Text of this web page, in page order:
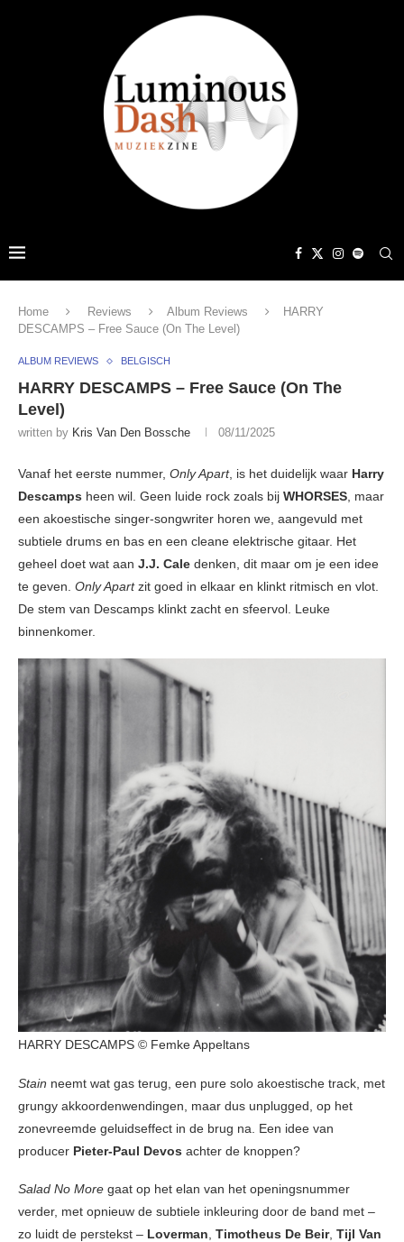
Home Reviews Album Reviews
HARRY
DESCAMPS – Free Sauce (On The Level)
ALBUM REVIEWS BELGISCH
HARRY DESCAMPS – Free Sauce (On The
Level)
written by Kris Van Den Bossche 08/11/2025
Vanaf het eerste nummer, Only Apart, is het duidelijk waar Harry
Descamps heen wil. Geen luide rock zoals bij WHORSES, maar
een akoestische singer-songwriter horen we, aangevuld met
subtiele drums en bas en een cleane elektrische gitaar. Het
geheel doet wat aan J.J. Cale denken, dit maar om je een idee
te geven. Only Apartzit goed in elkaar en klinkt ritmisch en vlot.
De stem van Descamps klinkt zacht en sfeervol. Leuke
binnenkomer.
HARRY DESCAMPS © Femke Appeltans
Stain neemt wat gas terug, een pure solo akoestische track, met
grungy akkoordenwendingen, maar dus unplugged, op het
zonevreemde geluidseffect in de brug na. Een idee van
producer Pieter-Paul Devos achter de knoppen?
Salad No More gaat op het elan van het openingsnummer
verder, met opnieuw de subtiele inkleuring door de band met –
zo luidt de perstekst – Loverman, Timotheus De Beir, Tijl Van